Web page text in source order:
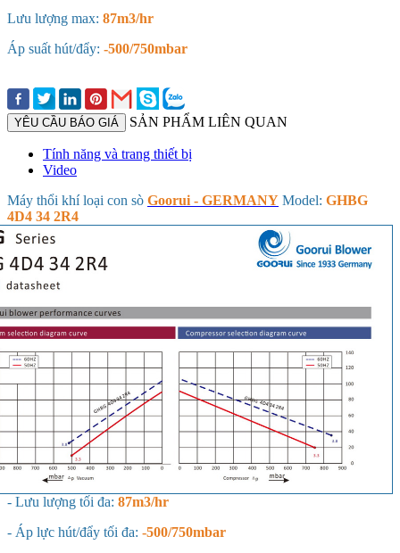
Lưu lượng max: 87m3/hr
Áp suất hút/đẩy: -500/750mbar
YÊU CẦU BÁO GIÁ SẢN PHẨM LIÊN QUAN
Tính năng và trang thiết bị
Video
Máy thổi khí loại con sò Goorui - GERMANY Model: GHBG
4D4 34 2R4
- Lưu lượng tối đa: 87m3/hr
- Áp lực hút/đẩy tối đa: -500/750mbar